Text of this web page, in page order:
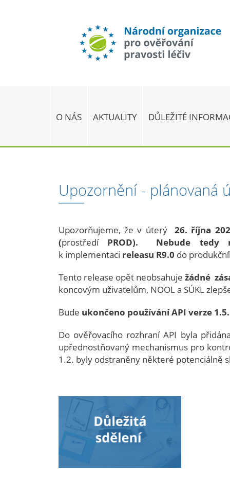
O NÁS AKTUALITY DŮLEŽITÉ
Upozornění - plánovaná
Upozorňujeme, že v úterý26. října
(prostředíPROD).
Nebude tedy
k implementaci releasu R9.0 do
Tento release opět neobsahuje žádné
koncovým uživatelům, NOOL a SÚKL
Bude ukončeno používání API verze
Do ověřovacího rozhraní API byla
upřednostňovaný mechanismus pro
1.2. byly odstraněny některé potenciálně